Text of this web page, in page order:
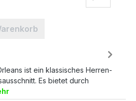
ist ein klassisches Herren-
Es bietet durch